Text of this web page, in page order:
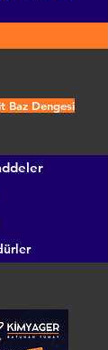
Baz Dengesi